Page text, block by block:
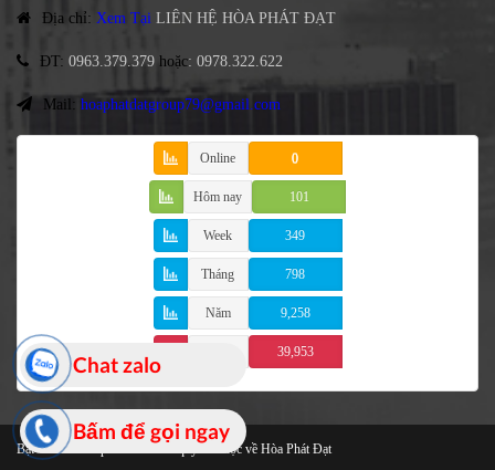
Địa chỉ: Xem Tại LIÊN HỆ HÒA PHÁT ĐẠT
ĐT: 0963.379.379 hoặc: 0978.322.622
Mail: hoaphatdatgroup79@gmail.com
Online 0
Hôm nay 101
Week 349
Tháng 798
Năm 9,258
39,953
Bạt Che Cao Cấp © 2021 Bản quyền thuộc về Hòa Phát Đạt
Bấm để gọi ngay
Chat zalo